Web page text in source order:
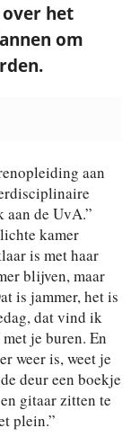
het
om
aan
aan de UvA.”
kamer
is met haar
blijven, maar
is jammer, het is
dat vind ik
je buren. En
weer is, weet je
deur een boekje
gitaar zitten te
plein.”